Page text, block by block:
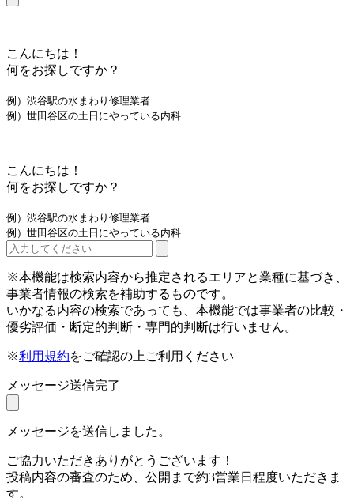
こんにちは！
何をお探しですか？
例）渋谷駅の水まわり修理業者
例）世田谷区の土日にやっている内科
こんにちは！
何をお探しですか？
例）渋谷駅の水まわり修理業者
例）世田谷区の土日にやっている内科
※本機能は検索内容から推定されるエリアと業種に基づき、
事業者情報の検索を補助するものです。
いかなる内容の検索であっても、本機能では事業者の比較・
優劣評価・断定的判断・専門的判断は行いません。
※利用規約をご確認の上ご利用ください
メッセージ送信完了
メッセージを送信しました。
ご協力いただきありがとうございます！
投稿内容の審査のため、公開まで約3営業日程度いただきま
す。